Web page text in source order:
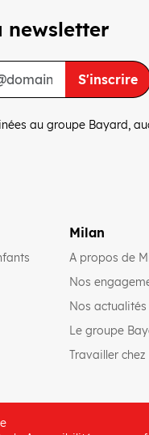
S'inscrire
au groupe Bayard,
(ouvre une nouvelle
(ouvre une nouvelle fenêtre)
(ouvre une nouvelle fenêtre)
Milan
A propos de
Nos
Nos actualités
Le groupe
Travailler chez